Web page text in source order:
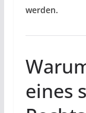
werden.
eines